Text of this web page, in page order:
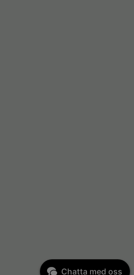
Chatta med oss